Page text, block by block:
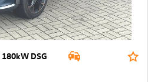
DSG